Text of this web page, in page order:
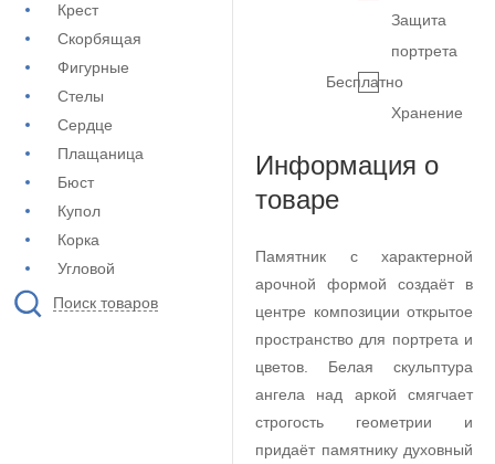
Крест
Скорбящая
Фигурные
Стелы
Сердце
Плащаница
Бюст
Купол
Корка
Угловой
Поиск товаров
Защита
портрета
Бесплатно
Хранение
Информация о
товаре
Памятник с характерной
арочной формой создаёт в
центре композиции открытое
пространство для портрета и
цветов. Белая скульптура
ангела над аркой смягчает
строгость геометрии и
придаёт памятнику духовный